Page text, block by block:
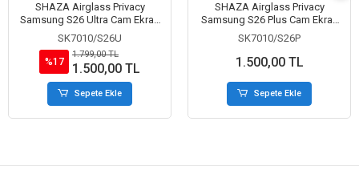
SHAZA Airglass Privacy
Samsung S26 Ultra Cam Ekran
Koruyucu
SK7010/S26U
%17
1.799,00 TL
1.500,00 TL
Sepete Ekle
SHAZA Airglass Privacy
Samsung S26 Plus Cam Ekran
Koruyucu
SK7010/S26P
1.500,00 TL
Sepete Ekle